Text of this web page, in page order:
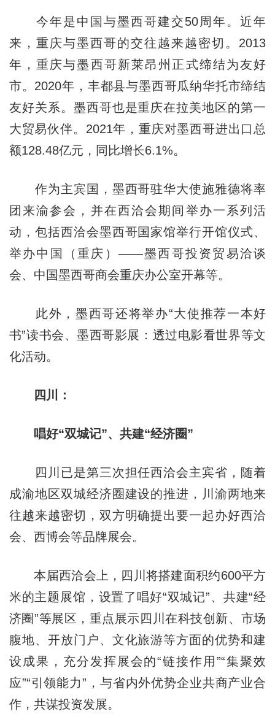
今年是中国与墨西哥建交50周年。近年
来，重庆与墨西哥的交往越来越密切。2013
年，重庆与墨西哥新莱昂州正式缔结为友好
市。2020年，丰都县与墨西哥瓜纳华托市缔结
友好关系。墨西哥也是重庆在拉美地区的第一
大贸易伙伴。2021年，重庆对墨西哥进出口总
额128.48亿元，同比增长6.1%。
作为主宾国，墨西哥驻华大使施雅德将率
团来渝参会，并在西洽会期间举办一系列活
动，包括西洽会墨西哥国家馆举行开馆仪式、
举办中国（重庆）——墨西哥投资贸易洽谈
会、中国墨西哥商会重庆办公室开幕等。
此外，墨西哥还将举办“大使推荐一本好
书”读书会、墨西哥影展：透过电影看世界等文
化活动。
四川：
唱好“双城记”、共建“经济圈”
四川已是第三次担任西洽会主宾省，随着
成渝地区双城经济圈建设的推进，川渝两地来
往越来越密切，双方明确提出要一起办好西洽
会、西博会等品牌展会。
本届西洽会上，四川将搭建面积约600平方
米的主题展馆，设置了唱好“双城记”、共建“经
济圈”等展区，重点展示四川在科技创新、市场
腹地、开放门户、文化旅游等方面的优势和建
设成果，充分发挥展会的“链接作用”“集聚效
应”“引领能力”，与省内外优势企业共商产业合
作，共谋投资发展。